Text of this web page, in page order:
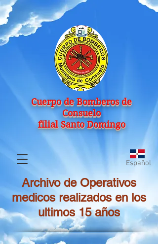
Cuerpo de Bomberos de
Consuelo
filial Santo Domingo
Español
Archivo de Operativos
medicos realizados en los
ultimos 15 años